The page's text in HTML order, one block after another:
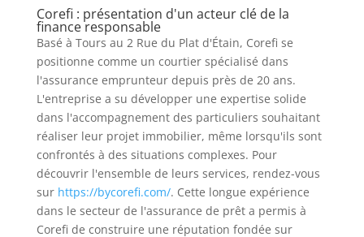
Corefi : présentation d'un acteur clé de la
finance responsable
Basé à Tours au 2 Rue du Plat d'Étain, Corefi se
positionne comme un courtier spécialisé dans
l'assurance emprunteur depuis près de 20 ans.
L'entreprise a su développer une expertise solide
dans l'accompagnement des particuliers souhaitant
réaliser leur projet immobilier, même lorsqu'ils sont
confrontés à des situations complexes. Pour
découvrir l'ensemble de leurs services, rendez-vous
sur https://bycorefi.com/. Cette longue expérience
dans le secteur de l'assurance de prêt a permis à
Corefi de construire une réputation fondée sur